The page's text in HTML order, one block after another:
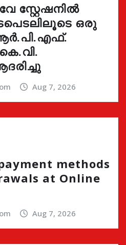
സ്റ്റേഷനിൽ
ഒരു
Aug 7, 2026
methods
at Online
Aug 7, 2026